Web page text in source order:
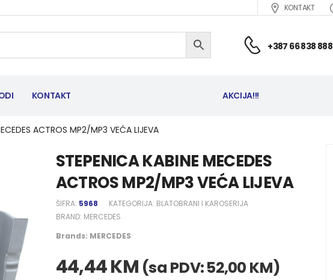
KONTAKT
+387 66 838 888
KONTAKT AKCIJA!!!
ACTROS MP2/MP3 VEĆA LIJEVA
STEPENICA KABINE MECEDES
ACTROS MP2/MP3 VEĆA LIJEVA
ŠIFRA: 5968 KATEGORIJA: BLATOBRANI I KAROSERIJA
BRAND: MERCEDES
Brands: MERCEDES
44,44KM (sa PDV:52,00 KM)